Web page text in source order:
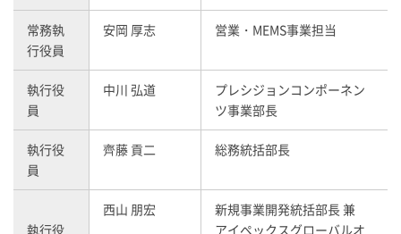
常務執
行役員
安岡 厚志 営業・MEMS事業担当
執行役
員
中川 弘道
プレシジョンコンポーネン
ツ事業部長
執行役
員
齊藤 貢二 総務統括部長
執行役
西山 朋宏
新規事業開発統括部長 兼
アイペックスグローバルオ